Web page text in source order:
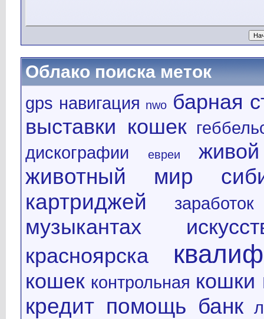
Облако поиска меток
gps навигация nwo барная
выставки кошек
дискографии
евреи
животный мир
картриджей
заработок
музыкантах
красноярска
кошек контрольная кошки
кредит помощь банк